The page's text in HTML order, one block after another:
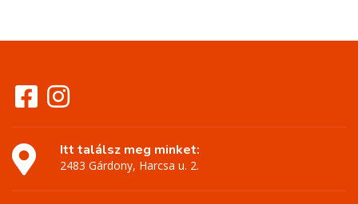
Itt találsz meg minket:
2483 Gárdony, Harcsa u. 2.